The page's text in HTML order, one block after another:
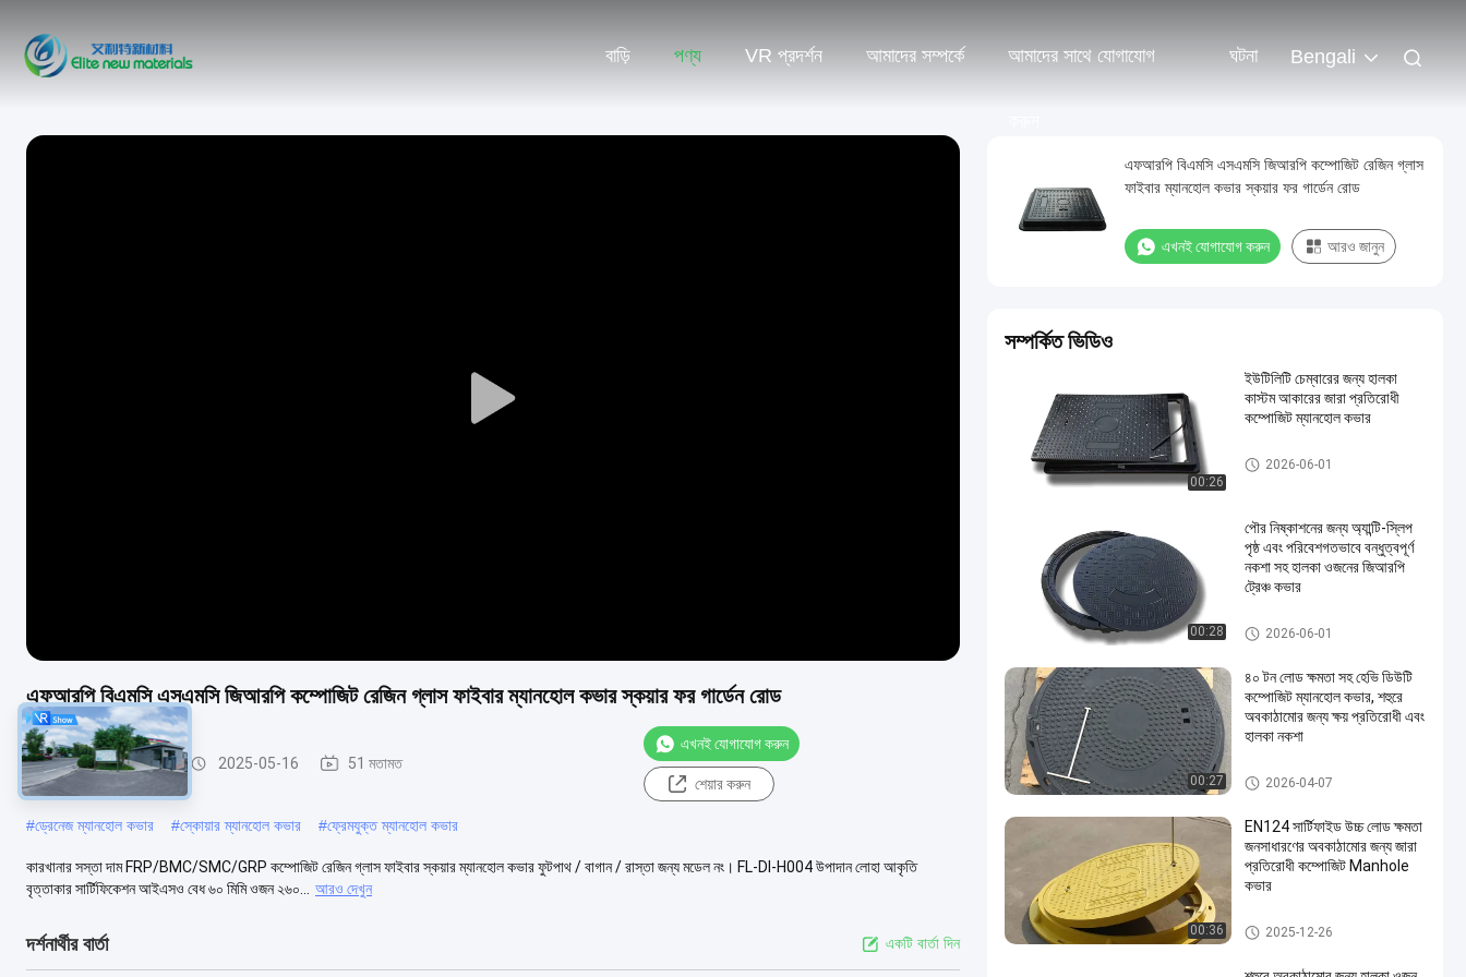
বাড়ি পণ্য VR প্রদর্শন আমাদের সম্পর্কে আমাদের সাথে যোগাযোগ ঘটনা Bengali
Play
এফআরপি বিএমসি এসএমসি জিআরপি কম্পোজিট রেজিন গ্লাস ফাইবার ম্যানহোল কভার স্কয়ার ফর গার্ডেন রোড
এসএমসি ম্যানহোল কভার 2025-05-16 51 মতামত
এখনই যোগাযোগ করুন
শেয়ার করুন
#ড্রেনেজ ম্যানহোল কভার #স্কোয়ার ম্যানহোল কভার #ফ্রেমযুক্ত ম্যানহোল কভার
কারখানার সস্তা দাম FRP/BMC/SMC/GRP কম্পোজিট রেজিন গ্লাস ফাইবার স্কয়ার ম্যানহোল কভার ফুটপাথ / বাগান / রাস্তা জন্য মডেল নং। FL-DI-H004 উপাদান লোহা আকৃতি
বৃত্তাকার সার্টিফিকেশন আইএসও বেধ ৬০ মিমি ওজন ২৬০...
আরও দেখুন
দর্শনার্থীর বার্তা একটি বার্তা দিন
এফআরপি বিএমসি এসএমসি জিআরপি কম্পোজিট রেজিন গ্লাস
ফাইবার ম্যানহোল কভার স্কয়ার ফর গার্ডেন রোড
এখনই যোগাযোগ করুন আরও জানুন
সম্পর্কিত ভিডিও
00:26
ইউটিলিটি চেম্বারের জন্য হালকা
কাস্টম আকারের জারা প্রতিরোধী
কম্পোজিট ম্যানহোল কভার
এসএমসি ম্যানহোল কভার
2026-06-01
00:28
পৌর নিষ্কাশনের জন্য অ্যান্টি-স্লিপ
পৃষ্ঠ এবং পরিবেশগতভাবে বন্ধুত্বপূর্ণ
নকশা সহ হালকা ওজনের জিআরপি
ট্রেঞ্চ কভার
এসএমসি ম্যানহোল কভার
2026-06-01
00:27
৪০ টন লোড ক্ষমতা সহ হেভি ডিউটি
কম্পোজিট ম্যানহোল কভার, শহুরে
অবকাঠামোর জন্য ক্ষয় প্রতিরোধী এবং
হালকা নকশা
কম্পোজিট ম্যানহোল কভার
2026-04-07
00:36
EN124 সার্টিফাইড উচ্চ লোড ক্ষমতা
জনসাধারণের অবকাঠামোর জন্য জারা
প্রতিরোধী কম্পোজিট Manhole
কভার
কম্পোজিট ম্যানহোল কভার
2025-12-26